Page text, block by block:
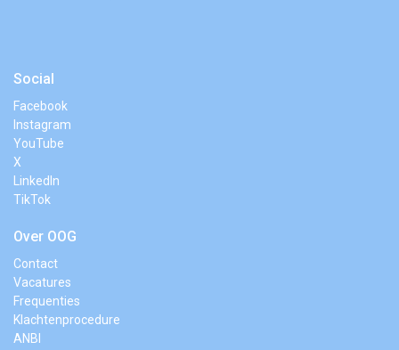
Social
Facebook
Instagram
YouTube
X
LinkedIn
TikTok
Over OOG
Contact
Vacatures
Frequenties
Klachtenprocedure
ANBI